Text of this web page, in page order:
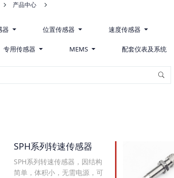
产品中心
器 位置传感器 速度传感器
专用传感器 MEMS 配套仪表及系统
SPH系列转速传感器
SPH系列转速传感器，因结构
简单，体积小，无需电源，可